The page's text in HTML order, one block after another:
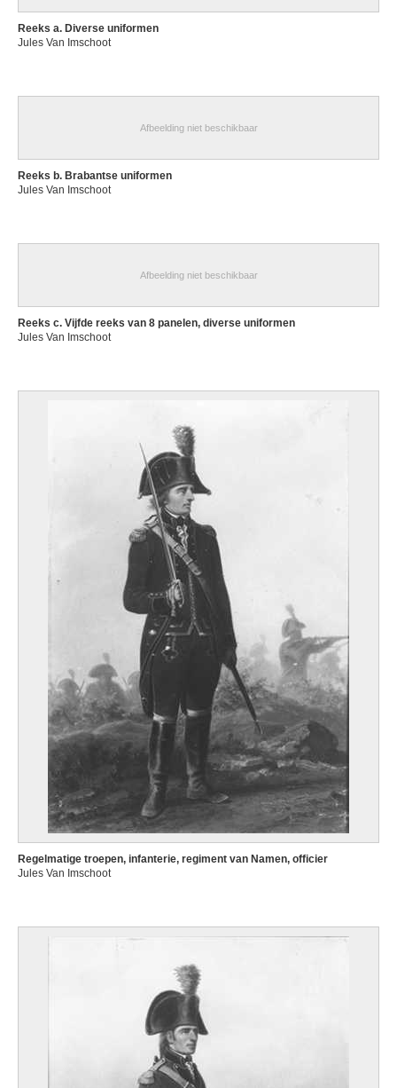
Reeks a. Diverse uniformen
Jules Van Imschoot
Afbeelding niet beschikbaar
Reeks b. Brabantse uniformen
Jules Van Imschoot
Afbeelding niet beschikbaar
Reeks c. Vijfde reeks van 8 panelen, diverse uniformen
Jules Van Imschoot
Regelmatige troepen, infanterie, regiment van Namen, officier
Jules Van Imschoot